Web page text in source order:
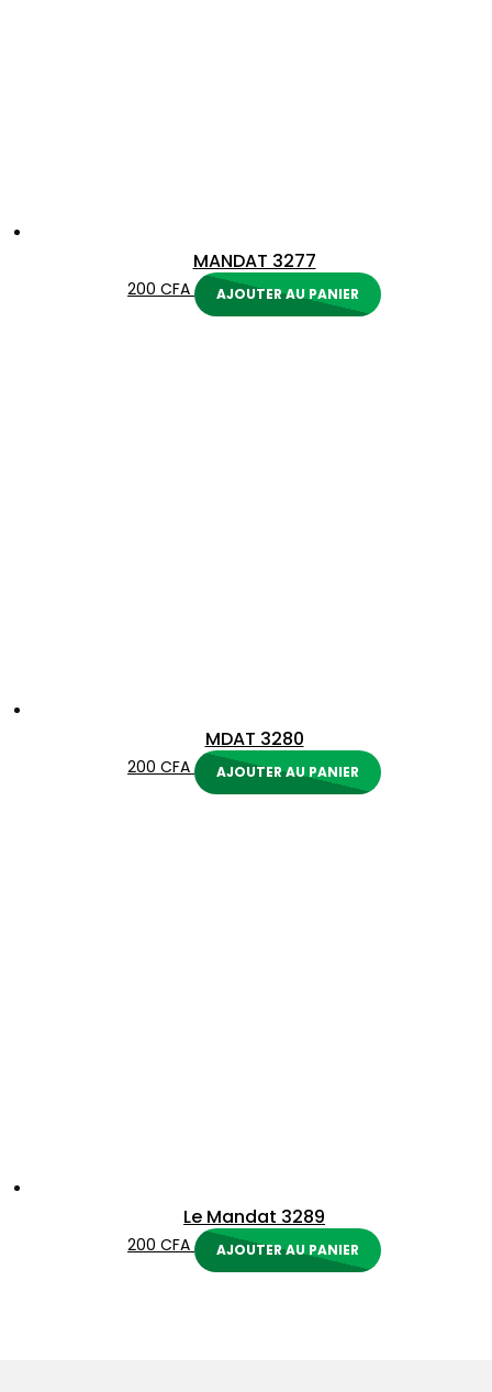
MANDAT 3277
200 CFA AJOUTER AU PANIER
MDAT 3280
200 CFA AJOUTER AU PANIER
Le Mandat 3289
200 CFA AJOUTER AU PANIER